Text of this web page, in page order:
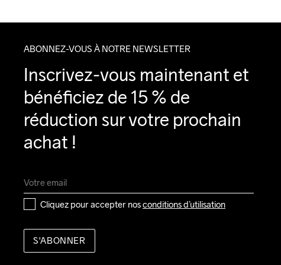
ABONNEZ-VOUS À NOTRE NEWSLETTER
Inscrivez-vous maintenant et
bénéficiez de 15 % de
réduction sur votre prochain
achat !
Cliquez pour accepter nos conditions d’utilisation
S'ABONNER